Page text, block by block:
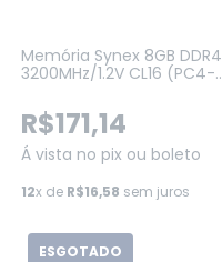
Memória Synex 8GB DDR4
3200MHz/1.2V CL16 (PC4-
R$171,14
Á vista no pix ou boleto
12x de R$16,58 sem juros
ESGOTADO